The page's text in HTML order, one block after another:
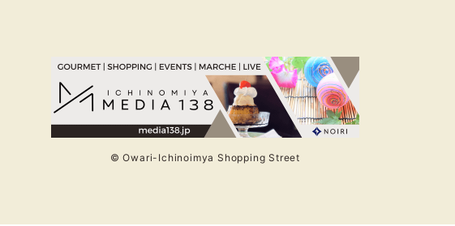
© Owari-Ichinoimya Shopping Street